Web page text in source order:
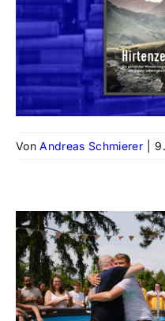
VonAndreas Schmierer